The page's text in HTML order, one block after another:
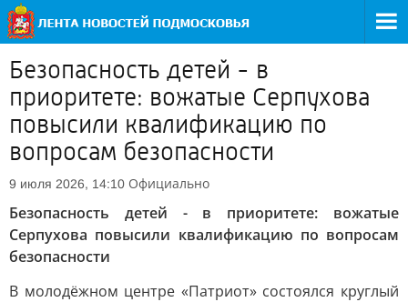
Безопасность детей - в
приоритете: вожатые Серпухова
повысили квалификацию по
вопросам безопасности
9 июля 2026, 14:10 Официально
Безопасность детей - в приоритете: вожатые
Серпухова повысили квалификацию по вопросам
безопасности
В молодёжном центре «Патриот» состоялся круглый